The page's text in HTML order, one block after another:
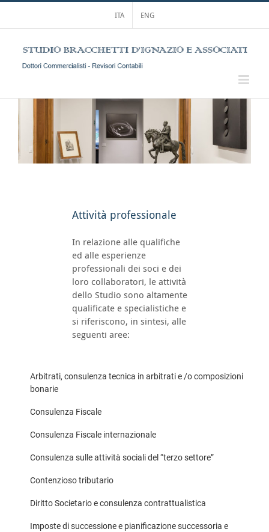
contenuto
ITA ENG
Attività professionale
In relazione alle qualifiche
ed alle esperienze
professionali dei soci e dei
loro collaboratori, le attività
dello Studio sono altamente
qualificate e specialistiche e
si riferiscono, in sintesi, alle
seguenti aree:
Arbitrati, consulenza tecnica in arbitrati e /o composizioni
bonarie
Consulenza Fiscale
Consulenza Fiscale internazionale
Consulenza sulle attività sociali del “terzo settore”
Contenzioso tributario
Diritto Societario e consulenza contrattualistica
Imposte di successione e pianificazione successoria e